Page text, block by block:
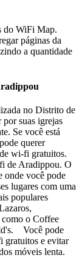
do WiFi Map.
páginas da
a quantidade
no Distrito de
suas igrejas
Se você está
querer
wi-fi gratuitos.
de Aradippou. O
onde você pode
lugares com uma
populares
como o Coffee
Você pode
gratuitos e evitar
móveis lenta.